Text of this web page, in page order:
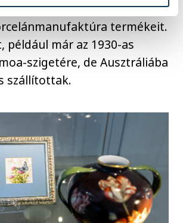
a világ mely pontjaira
termékeit.
például már az 1930-as
szigetére, de Ausztráliába
szállítottak.